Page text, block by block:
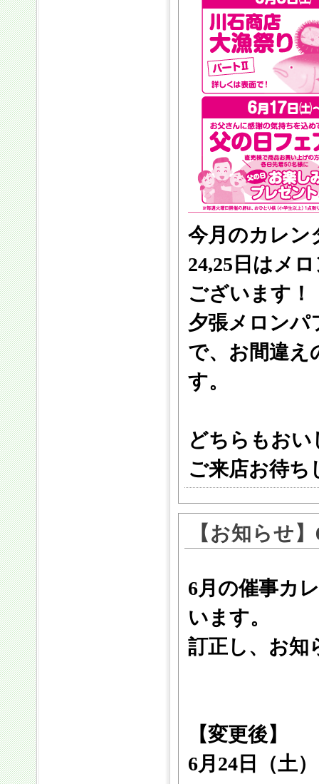
今月のカレン
24,25日はメ
ございます！
夕張メロンパ
で、お間違え
す。
どちらもお
ご来店お待ち
【お知らせ
6月の催事カ
います。
訂正し、お知
【変更後】
6月24日（土